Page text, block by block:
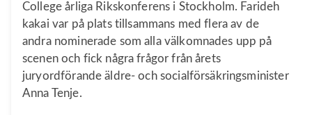
College årliga Rikskonferens i Stockholm. Farideh
kakai var på plats tillsammans med flera av de
andra nominerade som alla välkomnades upp på
scenen och fick några frågor från årets
juryordförande äldre- och socialförsäkringsminister
Anna Tenje.